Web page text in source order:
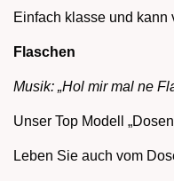
Einfach klasse und kann
Flaschen
Musik: „Hol mir mal ne
Unser Top Modell
Leben Sie auch vom